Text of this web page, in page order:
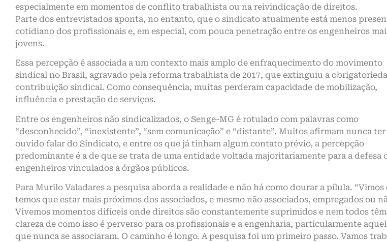
especialmente em momentos de conflito trabalhista ou na reivindicação de direitos.
Parte dos entrevistados aponta, no entanto, que o sindicato atualmente está menos
cotidiano dos profissionais e, em especial, com pouca penetração entre os engenheiros
jovens.
Essa percepção é associada a um contexto mais amplo de enfraquecimento do movimento
sindical no Brasil, agravado pela reforma trabalhista de 2017, que extinguiu a
contribuição sindical. Como consequência, muitas perderam capacidade de mobilização,
influência e prestação de serviços.
Entre os engenheiros não sindicalizados, o Senge-MG é rotulado com palavras como
“desconhecido”, “inexistente”, “sem comunicação” e “distante”. Muitos afirmam nunca ter
ouvido falar do Sindicato, e entre os que já tinham algum contato prévio, a percepção
predominante é a de que se trata de uma entidade voltada majoritariamente para a defesa
engenheiros vinculados a órgãos públicos.
Para Murilo Valadares a pesquisa aborda a realidade e não há como dourar a pílula. “Vimos
temos que estar mais próximos dos associados, e mesmo não associados, empregados ou
Vivemos momentos difíceis onde direitos são constantemente suprimidos e nem todos
clareza de como isso é perverso para os profissionais e a engenharia, particularmente
que nunca se associaram. O caminho é longo. A pesquisa foi um primeiro passo. Vamos